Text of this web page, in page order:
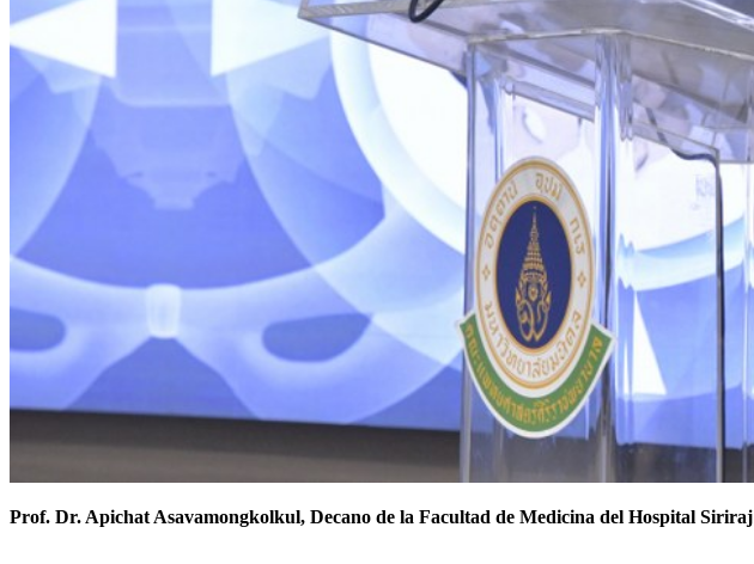
Prof. Dr. Apichat Asavamongkolkul, Decano de la Facultad de Medicina del Hospital Siriraj